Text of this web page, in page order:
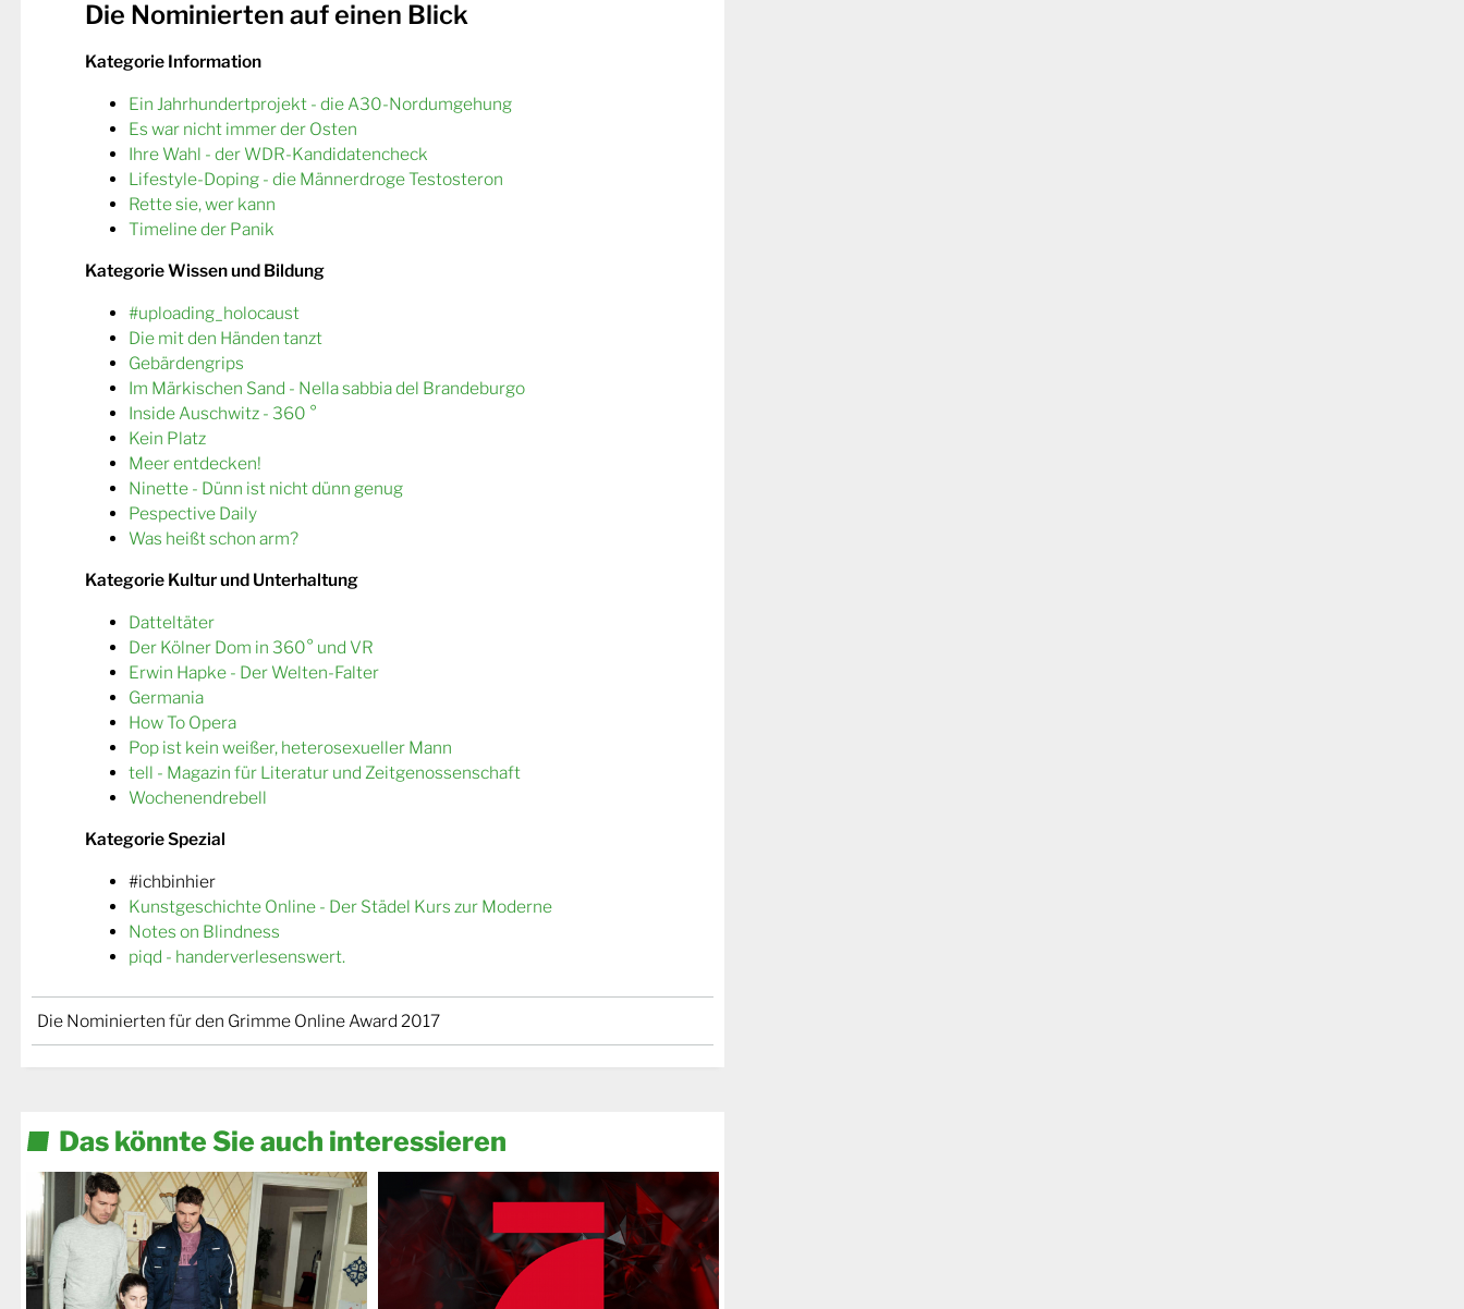
Die Nominierten auf einen Blick
Kategorie Information
Ein Jahrhundertprojekt - die A30-Nordumgehung
Es war nicht immer der Osten
Ihre Wahl - der WDR-Kandidatencheck
Lifestyle-Doping - die Männerdroge Testosteron
Rette sie, wer kann
Timeline der Panik
Kategorie Wissen und Bildung
#uploading_holocaust
Die mit den Händen tanzt
Gebärdengrips
Im Märkischen Sand - Nella sabbia del Brandeburgo
Inside Auschwitz - 360 °
Kein Platz
Meer entdecken!
Ninette - Dünn ist nicht dünn genug
Pespective Daily
Was heißt schon arm?
Kategorie Kultur und Unterhaltung
Datteltäter
Der Kölner Dom in 360° und VR
Erwin Hapke - Der Welten-Falter
Germania
How To Opera
Pop ist kein weißer, heterosexueller Mann
tell - Magazin für Literatur und Zeitgenossenschaft
Wochenendrebell
Kategorie Spezial
#ichbinhier
Kunstgeschichte Online - Der Städel Kurs zur Moderne
Notes on Blindness
piqd - handerverlesenswert.
Die Nominierten für den Grimme Online Award 2017
Das könnte Sie auch interessieren